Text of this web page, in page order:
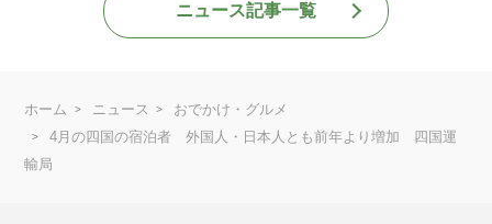
ニュース記事一覧
ホーム ニュース
おでかけ・グルメ
4月の四国の宿泊者 外国人・日本人とも前年より増加 四国運
輸局